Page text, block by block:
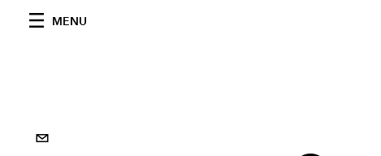
MENU